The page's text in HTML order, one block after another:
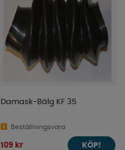
Damask-Bälg KF 35
Beställningsvara
109 kr KÖP!